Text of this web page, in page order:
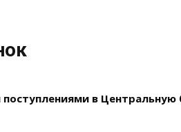
в Центральную